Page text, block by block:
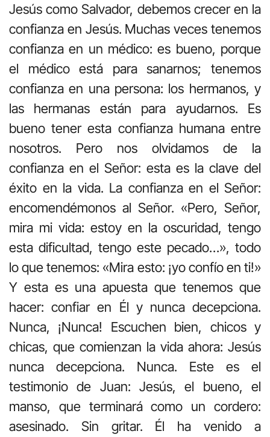
Jesús como Salvador, debemos crecer en la
confianza en Jesús. Muchas veces tenemos
confianza en un médico: es bueno, porque
el médico está para sanarnos; tenemos
confianza en una persona: los hermanos, y
las hermanas están para ayudarnos. Es
bueno tener esta confianza humana entre
nosotros. Pero nos olvidamos de la
confianza en el Señor: esta es la clave del
éxito en la vida. La confianza en el Señor:
encomendémonos al Señor. «Pero, Señor,
mira mi vida: estoy en la oscuridad, tengo
esta dificultad, tengo este pecado…», todo
lo que tenemos: «Mira esto: ¡yo confío en ti!»
Y esta es una apuesta que tenemos que
hacer: confiar en Él y nunca decepciona.
Nunca, ¡Nunca! Escuchen bien, chicos y
chicas, que comienzan la vida ahora: Jesús
nunca decepciona. Nunca. Este es el
testimonio de Juan: Jesús, el bueno, el
manso, que terminará como un cordero:
asesinado. Sin gritar. Él ha venido a